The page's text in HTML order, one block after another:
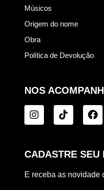
Músicos
Origem do nome
Obra
Política de Devolução
NOS
CADASTRE SEU
E receba as novidade